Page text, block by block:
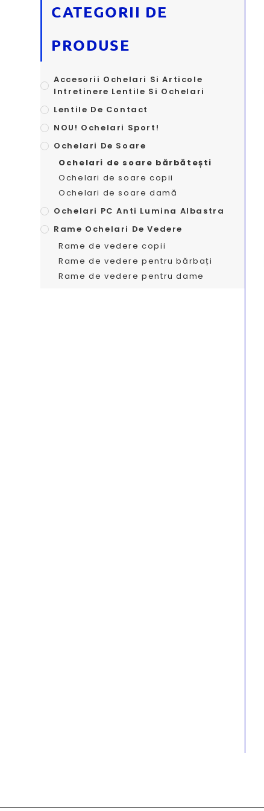
CATEGORII DE
PRODUSE
Accesorii Ochelari Si Articole
Intretinere Lentile Si Ochelari
Lentile De Contact
NOU! Ochelari Sport!
Ochelari De Soare
Ochelari de soare bărbătești
Ochelari de soare copii
Ochelari de soare damă
Ochelari PC Anti Lumina Albastra
Rame Ochelari De Vedere
Rame de vedere copii
Rame de vedere pentru bărbați
Rame de vedere pentru dame